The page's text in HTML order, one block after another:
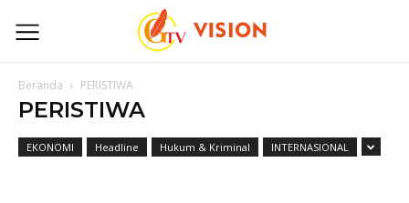
Beranda PERISTIWA
PERISTIWA
EKONOMI Headline Hukum & Kriminal INTERNASIONAL